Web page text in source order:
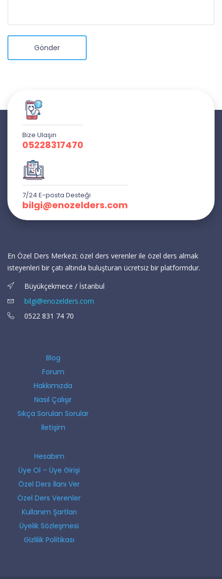
Gönder
Bize Ulaşın
05228317470
7/24 E-posta Desteği
bilgi@enozelders.com
En Özel Ders Merkezi; özel ders verenler ile özel ders almak
isteyenleri bir çatı altında buluşturan ücretsiz bir platformdur.
Büyükçekmece / İstanbul
bilgi@enozelders.com
0522 831 74 70
Blog
Forum
Hakkımızda
Nasıl Çalışır
Sıkça Sorulan Sorular
İletişim
Hesabım
Üye Ol – Üye Girişi
Özel Ders İlanı Ver
Özel Ders Verenler
Kullanım Şartları
Üyelik Sözleşmesi
Gizlilik Politikası